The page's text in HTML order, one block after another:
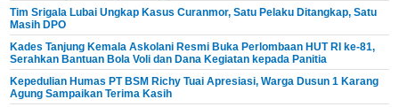
Tim Srigala Lubai Ungkap Kasus Curanmor, Satu Pelaku Ditangkap, Satu
Masih DPO
Kades Tanjung Kemala Askolani Resmi Buka Perlombaan HUT RI ke-81,
Serahkan Bantuan Bola Voli dan Dana Kegiatan kepada Panitia
Kepedulian Humas PT BSM Richy Tuai Apresiasi, Warga Dusun 1 Karang
Agung Sampaikan Terima Kasih